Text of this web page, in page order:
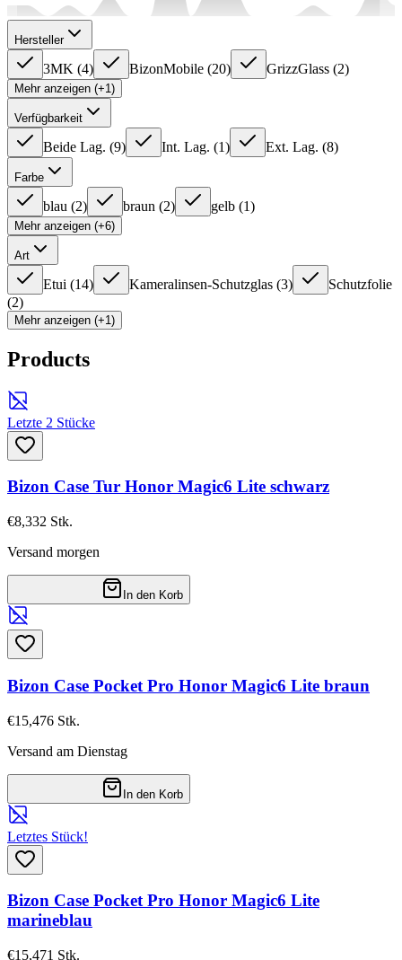
Hersteller
3MK (4) BizonMobile (20) GrizzGlass (2)
Mehr anzeigen (+1)
Verfügbarkeit
Beide Lag. (9) Int. Lag. (1) Ext. Lag. (8)
Farbe
blau (2) braun (2) gelb (1)
Mehr anzeigen (+6)
Art
Etui (14) Kameralinsen-Schutzglas (3)
Schutzfolie
(2)
Mehr anzeigen (+1)
Products
Letzte 2 Stücke
Bizon Case Tur Honor Magic6 Lite schwarz
€8,332 Stk.
Versand morgen
In den Korb
Bizon Case Pocket Pro Honor Magic6 Lite braun
€15,476 Stk.
Versand am Dienstag
In den Korb
Letztes Stück!
Bizon Case Pocket Pro Honor Magic6 Lite
marineblau
€15,471 Stk.